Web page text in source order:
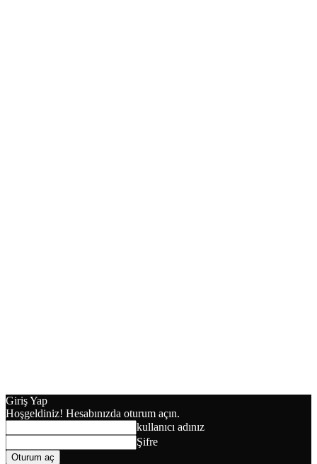
Giriş Yap
Hoşgeldiniz! Hesabınızda oturum açın.
kullanıcı adınız
Şifre